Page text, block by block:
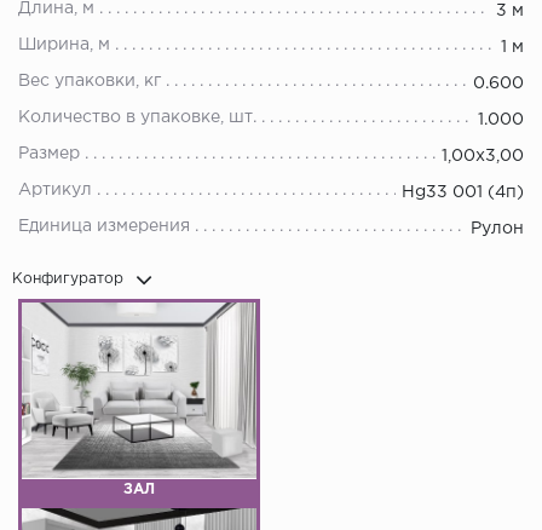
Длина, м 3 м
Ширина, м 1 м
Вес упаковки, кг 0.600
Количество в упаковке, шт. 1.000
Размер 1,00х3,00
Артикул Hg33 001 (4п)
Единица измерения Рулон
Конфигуратор
ЗАЛ